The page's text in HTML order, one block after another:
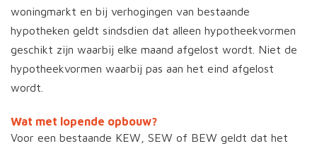
woningmarkt en bij verhogingen van bestaande
hypotheken geldt sindsdien dat alleen hypotheekvormen
geschikt zijn waarbij elke maand afgelost wordt. Niet de
hypotheekvormen waarbij pas aan het eind afgelost
wordt.
Wat met lopende opbouw?
Voor een bestaande KEW, SEW of BEW geldt dat het